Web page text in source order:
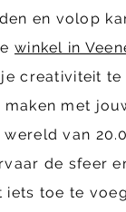
en volop
winkel in
creativiteit te
met
van
de sfeer
toe te